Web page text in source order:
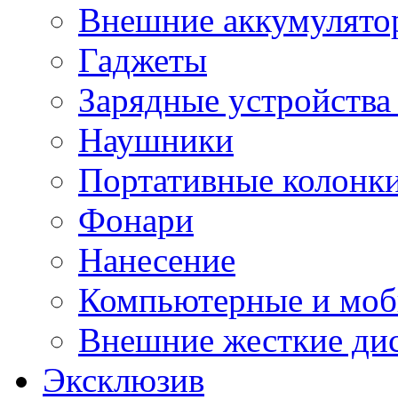
Внешние
Гаджеты
Зарядные
Наушники
Портативные
Фонари
Нанесение
Компьютерные и
Внешние жесткие
Эксклюзив